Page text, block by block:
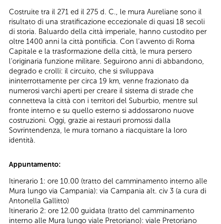
Costruite tra il 271 ed il 275 d. C., le mura Aureliane sono il
risultato di una stratificazione eccezionale di quasi 18 secoli
di storia. Baluardo della città imperiale, hanno custodito per
oltre 1400 anni la città pontificia. Con l’avvento di Roma
Capitale e la trasformazione della città, le mura persero
l’originaria funzione militare. Seguirono anni di abbandono,
degrado e crolli: il circuito, che si sviluppava
ininterrottamente per circa 19 km, venne frazionato da
numerosi varchi aperti per creare il sistema di strade che
connetteva la città con i territori del Suburbio, mentre sul
fronte interno e su quello esterno si addossarono nuove
costruzioni. Oggi, grazie ai restauri promossi dalla
Sovrintendenza, le mura tornano a riacquistare la loro
identità.
Appuntamento:
Itinerario 1: ore 10.00 (tratto del camminamento interno alle
Mura lungo via Campania): via Campania alt. civ 3 (a cura di
Antonella Gallitto)
Itinerario 2: ore 12.00 guidata (tratto del camminamento
interno alle Mura lungo viale Pretoriano): viale Pretoriano